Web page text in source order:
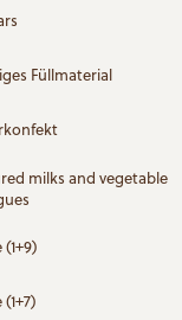
Füllmaterial
milks and vegetable